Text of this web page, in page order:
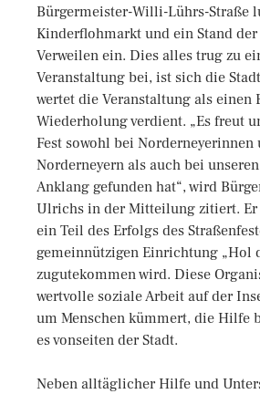
Bürgermeister-Willi-Lührs-Straße
Kinderflohmarkt und ein Stand der
Verweilen ein. Dies alles trug zu
Veranstaltung bei, ist sich die
wertet die Veranstaltung als einen
Wiederholung verdient. „Es freut
Fest sowohl bei Norderneyerinnen
Norderneyern als auch bei
Anklang gefunden hat“, wird
Ulrichs in der Mitteilung zitiert. Er
ein Teil des Erfolgs des
gemeinnützigen Einrichtung „Hol
zugutekommen wird. Diese
wertvolle soziale Arbeit auf der
um Menschen kümmert, die Hilfe
es vonseiten der Stadt.
Neben alltäglicher Hilfe und